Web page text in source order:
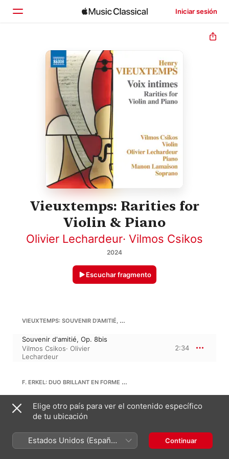
Iniciar sesión
Inicio
Explorar
Buscar
Vieuxtemps: Rarities for
Violin & Piano
Olivier Lechardeur· Vilmos Csikos
2024
Escuchar fragmento
VIEUXTEMPS: SOUVENIR D'AMITIÉ, OP. 8BIS
Souvenir d'amitié, Op. 8bis
Vilmos Csikos· Olivier
Lechardeur
2:34
F. ERKEL: DUO BRILLANT EN FORME DE FANTAISIE
fantaisie
Vilmos Csikos·Olivier
16:03
HENRI VIEUXTEMPS 26:13
Elige otro país para ver el contenido específico
de tu ubicación
Estados Unidos (Español
México)
Continuar